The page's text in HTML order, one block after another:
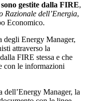
gestite dalla FIRE,
Razionale dell’Energia,
Economico.
degli Energy Manager,
attraverso la
FIRE stessa e che
con le informazioni
dell’Energy Manager, la